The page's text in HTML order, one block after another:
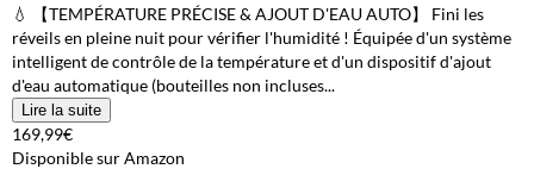
💧 【TEMPÉRATURE PRÉCISE & AJOUT D'EAU AUTO】 Fini les
réveils en pleine nuit pour vérifier l'humidité ! Équipée d'un système
intelligent de contrôle de la température et d'un dispositif d'ajout
d'eau automatique (bouteilles non incluses...
Lire la suite
169,99€
Disponible sur Amazon